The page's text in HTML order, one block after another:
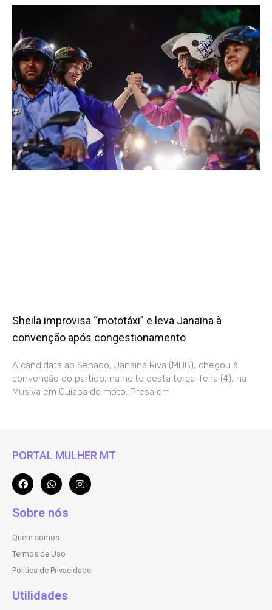
Sheila improvisa “mototáxi” e leva Janaina à
convenção após congestionamento
A candidata ao Senado, Janaina Riva (MDB), chegou à
convenção do partido, na noite desta terça-feira (4), na
Musiva em Cuiabá de moto. Presa em
PORTAL MULHER MT
Sobre nós
Quem somos
Termos de Uso
Política de Privacidade
Utilidades